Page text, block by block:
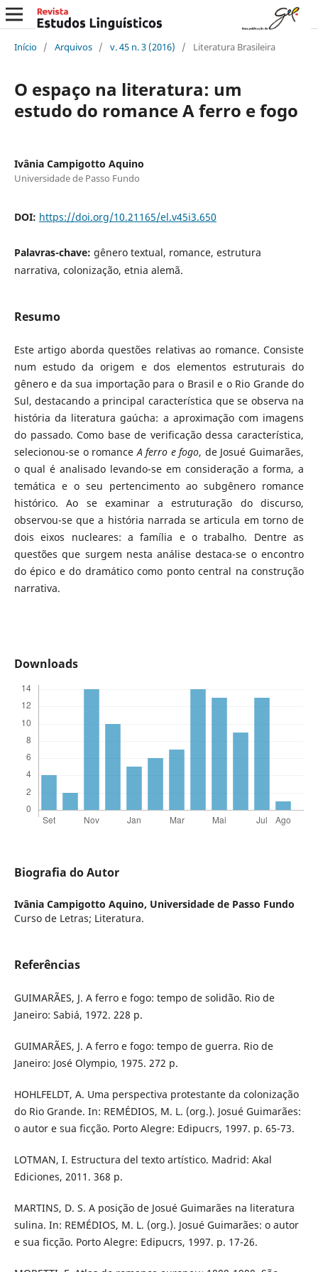
Início / Arquivos / v. 45 n. 3 (2016) / Literatura Brasileira
O espaço na literatura: um
estudo do romance A ferro e fogo
Ivânia Campigotto Aquino
Universidade de Passo Fundo
DOI: https://doi.org/10.21165/el.v45i3.650
Palavras-chave: gênero textual, romance, estrutura
narrativa, colonização, etnia alemã.
Resumo
Este artigo aborda questões relativas ao romance. Consiste
num estudo da origem e dos elementos estruturais do
gênero e da sua importação para o Brasil e o Rio Grande do
Sul, destacando a principal característica que se observa na
história da literatura gaúcha: a aproximação com imagens
do passado. Como base de verificação dessa característica,
selecionou-se o romanceA ferro e fogo, de Josué Guimarães,
o qual é analisado levando-se em consideração a forma, a
temática e o seu pertencimento ao subgênero romance
histórico. Ao se examinar a estruturação do discurso,
observou-se que a história narrada se articula em torno de
dois eixos nucleares: a família e o trabalho. Dentre as
questões que surgem nesta análise destaca-se o encontro
do épico e do dramático como ponto central na construção
narrativa.
Downloads
Biografia do Autor
Ivânia Campigotto Aquino, Universidade de Passo Fundo
Curso de Letras; Literatura.
Referências
GUIMARÃES, J. A ferro e fogo: tempo de solidão. Rio de
Janeiro: Sabiá, 1972. 228 p.
GUIMARÃES, J. A ferro e fogo: tempo de guerra. Rio de
Janeiro: José Olympio, 1975. 272 p.
HOHLFELDT, A. Uma perspectiva protestante da colonização
do Rio Grande. In: REMÉDIOS, M. L. (org.). Josué Guimarães:
o autor e sua ficção. Porto Alegre: Edipucrs, 1997. p. 65-73.
LOTMAN, I. Estructura del texto artístico. Madrid: Akal
Ediciones, 2011. 368 p.
MARTINS, D. S. A posição de Josué Guimarães na literatura
sulina. In: REMÉDIOS, M. L. (org.). Josué Guimarães: o autor
e sua ficção. Porto Alegre: Edipucrs, 1997. p. 17-26.